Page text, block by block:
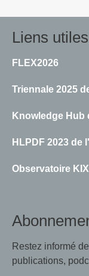
Liens utiles
FLEX2026
Triennale 2025
Knowledge Hub
HLPDF 2023 de
Observatoire
Restez informé
publications,